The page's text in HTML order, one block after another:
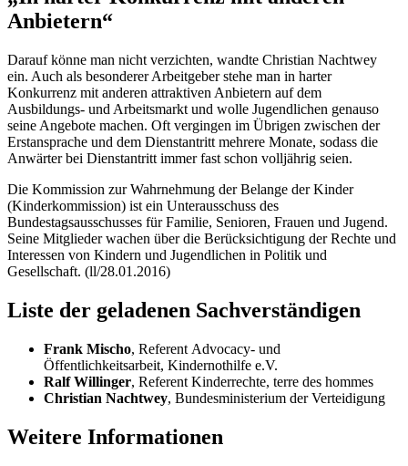
Anbietern“
Darauf könne man nicht verzichten, wandte Christian Nachtwey
ein. Auch als besonderer Arbeitgeber stehe man in harter
Konkurrenz mit anderen attraktiven Anbietern auf dem
Ausbildungs- und Arbeitsmarkt und wolle Jugendlichen genauso
seine Angebote machen. Oft vergingen im Übrigen zwischen der
Erstansprache und dem Dienstantritt mehrere Monate, sodass die
Anwärter bei Dienstantritt immer fast schon volljährig seien.
Die Kommission zur Wahrnehmung der Belange der Kinder
(Kinderkommission) ist ein Unterausschuss des
Bundestagsausschusses für Familie, Senioren, Frauen und Jugend.
Seine Mitglieder wachen über die Berücksichtigung der Rechte und
Interessen von Kindern und Jugendlichen in Politik und
Gesellschaft. (ll/28.01.2016)
Liste der geladenen Sachverständigen
Frank Mischo, Referent Advocacy- und
Öffentlichkeitsarbeit, Kindernothilfe e.V.
Ralf Willinger, Referent Kinderrechte, terre des hommes
Christian Nachtwey, Bundesministerium der Verteidigung
Weitere Informationen